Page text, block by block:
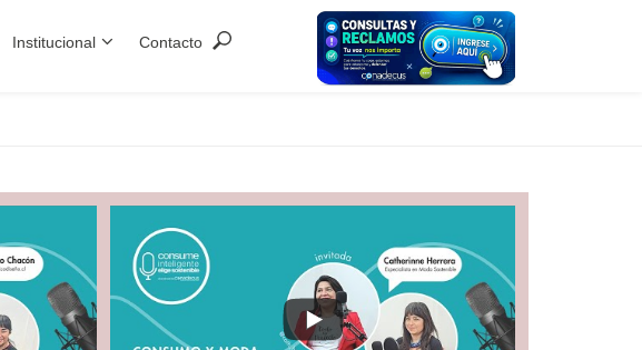
Institucional Contacto